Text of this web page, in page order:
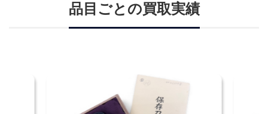
品目ごとの買取実績